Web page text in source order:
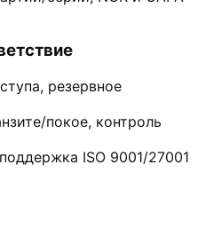
резервное
покое, контроль
ISO 9001/27001